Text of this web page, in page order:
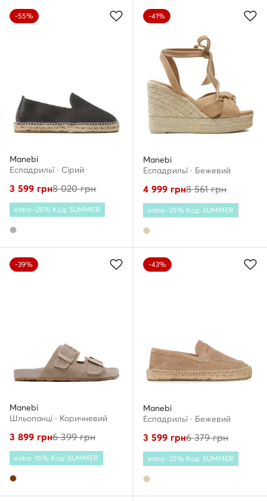
-55%
Manebi
Еспадрильї · Сірий
3 599 грн8 020грн
extra -25% Код: SUMMER
-41%
Manebi
Еспадрильї · Бежевий
4 999 грн8 561грн
extra -25% Код: SUMMER
-39%
Manebi
Шльопанці · Коричневий
3 899 грн6 399грн
extra -15% Код: SUMMER
-43%
Manebi
Еспадрильї · Бежевий
3 599 грн6 379грн
extra -25% Код: SUMMER